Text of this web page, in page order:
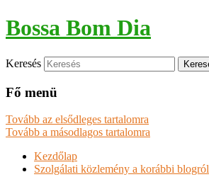
Bossa Bom Dia
Keresés
Fő menü
Tovább az elsődleges tartalomra
Tovább a másodlagos tartalomra
Kezdőlap
Szolgálati közlemény a korábbi blogról